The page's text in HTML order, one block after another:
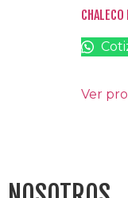
CHALECO
Ver